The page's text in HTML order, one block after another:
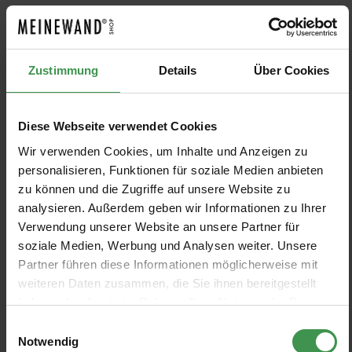
Zustimmung Details Über Cookies
Diese Webseite verwendet Cookies
Wir verwenden Cookies, um Inhalte und Anzeigen zu
personalisieren, Funktionen für soziale Medien anbieten
zu können und die Zugriffe auf unsere Website zu
analysieren. Außerdem geben wir Informationen zu Ihrer
Verwendung unserer Website an unsere Partner für
soziale Medien, Werbung und Analysen weiter. Unsere
Partner führen diese Informationen möglicherweise mit
weiteren Daten zusammen, die Sie ihnen bereitgestellt
haben oder die sie im Rahmen Ihrer Nutzung der Dienste
Notwendig
Wandbild Spring Flower
Rebel Walls
4 Farben
Ab 675,00 €
Rebel Walls
3 Farben
Ab 108,00 €
+3
Wandbild Bellewood
7 Farben
Ab 473,00 € +1
Wandbild Vintage Flora
5 Farben
Ab 420,00 €
Wandbild Birch Trunks
Rebel Walls
486,00 €
+1
Wandbild Manhattan
Rebel Walls
5 Farben
Ab 244,00 €
Wandbild Factory Window
Tapete Planetarium
Ab 108,00 €